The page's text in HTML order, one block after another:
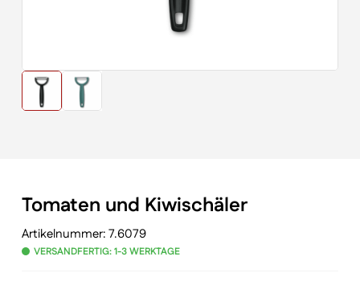
Tomaten und Kiwischäler
Artikelnummer:7.6079
VERSANDFERTIG: 1-3 WERKTAGE